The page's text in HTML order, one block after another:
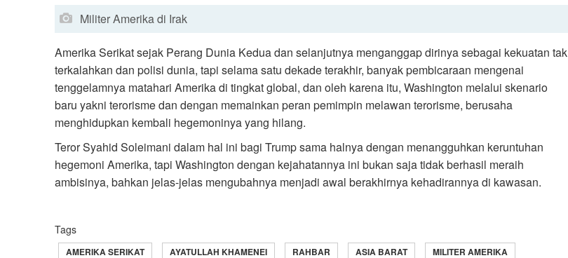
Militer Amerika di Irak
Amerika Serikat sejak Perang Dunia Kedua dan selanjutnya menganggap dirinya sebagai kekuatan tak
terkalahkan dan polisi dunia, tapi selama satu dekade terakhir, banyak pembicaraan mengenai
tenggelamnya matahari Amerika di tingkat global, dan oleh karena itu, Washington melalui skenario
baru yakni terorisme dan dengan memainkan peran pemimpin melawan terorisme, berusaha
menghidupkan kembali hegemoninya yang hilang.
Teror Syahid Soleimani dalam hal ini bagi Trump sama halnya dengan menangguhkan keruntuhan
hegemoni Amerika, tapi Washington dengan kejahatannya ini bukan saja tidak berhasil meraih
ambisinya, bahkan jelas-jelas mengubahnya menjadi awal berakhirnya kehadirannya di kawasan.
Tags
AMERIKA SERIKAT AYATULLAH KHAMENEI RAHBAR ASIA BARAT
MILITER AMERIKA